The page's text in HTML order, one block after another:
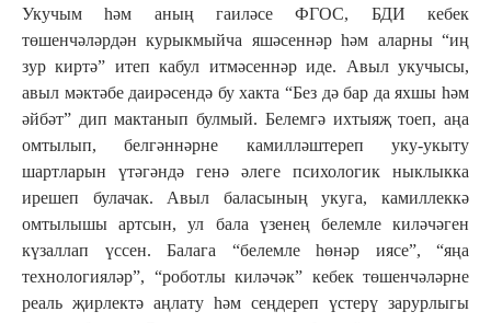
Укучым һәм аның гаиләсе ФГОС, БДИ кебек
төшенчәләрдән курыкмыйча яшәсеннәр һәм аларны “иң
зур киртә” итеп кабул итмәсеннәр иде. Авыл укучысы,
авыл мәктәбе даирәсендә бу хакта “Без дә бар да яхшы һәм
әйбәт” дип мактанып булмый. Белемгә ихтыяҗ тоеп, аңа
омтылып, белгәннәрне камилләштереп уку-укыту
шартларын үтәгәндә генә әлеге психологик ныклыкка
ирешеп булачак. Авыл баласының укуга, камиллеккә
омтылышы артсын, ул бала үзенең белемле киләчәген
күзаллап үссен. Балага “белемле һөнәр иясе”, “яңа
технологияләр”, “роботлы киләчәк” кебек төшенчәләрне
реаль җирлектә аңлату һәм сеңдереп үстерү зарурлыгы